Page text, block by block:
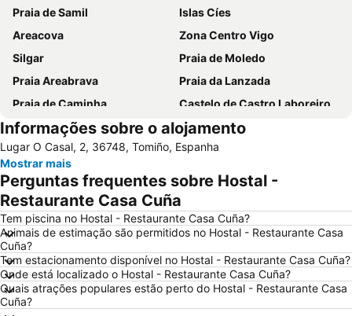
Praia de Samil
Islas Cíes
Areacova
Zona Centro Vigo
Silgar
Praia de Moledo
Praia Areabrava
Praia da Lanzada
Praia de Caminha
Castelo de Castro Laboreiro
Playa de Barra
Aldeia Histórica de Soajo
Vila Praia de Âncora
Cascata do Tahiti - Ermida
do Cabedelo
Praia Fluvial do Taboão
Vigo-Guixar
Paseo Marítimo de Baiona
Luz
Da Amorosa
Barrio de Samil
Recinto Ferial de Vigo
Praia da Foz do Minho
América
Raxó
Patos
Puerto de Baiona
Informações sobre o alojamento
Lugar O Casal, 2, 36748, Tomiño, Espanha
Mostrar mais
Perguntas frequentes sobre Hostal -
Restaurante Casa Cuña
Tem piscina no Hostal - Restaurante Casa Cuña?
Animais de estimação são permitidos no Hostal - Restaurante Casa
Cuña?
Tem estacionamento disponível no Hostal - Restaurante Casa Cuña?
Onde está localizado o Hostal - Restaurante Casa Cuña?
Quais atrações populares estão perto do Hostal - Restaurante Casa
Cuña?